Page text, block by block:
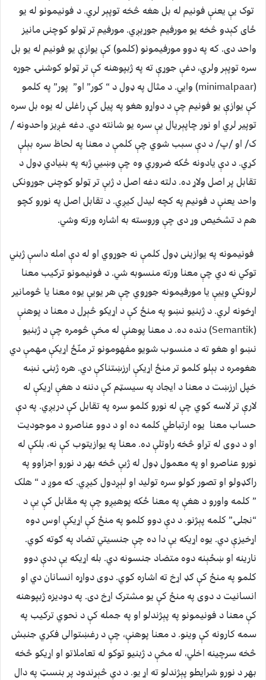
توک یې یعنې فونیم له بل هغه څخه توپېر لري. د فونیمونو له یو
ځای کېدو څخه یو مورفیم جوړیږي. مورفیم تر ټولو کوچنی مانیز
واحد دی. که په دوو مورفیمونو (کلمو) کې یوازې یو فونیم له یو بل
سره توپېر ولري، دغې جوړې ته په ژبپوهنه کې تر ټولو کوشنۍ جوړه
(minimalpaar) وایي. د مثال په ډول د “ کور” او” پور” په کلمو
کې یوازې یو فونیم چې د دواړو هغو په پیل کې راغلی له یوه بل سره
توپیر لري او نور چاپېریال یې سره یو شانته دي. دغه غږیز واحدونه /
ک/ او /پ/ د دې سبب شوي چې کلمې د معنا په لحاظ سره بېلې
کړي. د دې یادونه ځکه ضروري وه چې وښیي ژبه په بنیادي ډول د
تقابل پر اصل ولاړ ده. دلته دغه اصل د ژبې تر ټولو کوچنی جوړونکی
واحد یعنې د فونیم په کچه لیدل کیږي. د تقابل اصل په نورو کچو
هم د تشخیص وړ دی چې وروسته به اشاره ورته وشي.
فونیمونه په یوازینی ډول کلمې نه جوړوي او له دې امله داسې ژبني
توکي نه دي چې معنا ورته منسوبه شي. د فونیمونو ترکیب معنا
لرونکي وییې یا مورفیمونه جوړوي چې هر یویې یوه معنا یا څومانیر
اړخونه لري. د ژبنیو نښو په منځ کې د اړیکو څېړل د معنا د پوهنې
(Semantik) دنده ده. د معنا پوهنې له مخې څومره چې د ژبنیو
نښو او هغو ته د منسوب شویو مفهومونو تر منّځ اړیکې مهمې دي
هغومره د بېلو کلمو تر منځ اړیکې ارزښتناکې دي. هره ژبنۍ نښه
خپل ارزښت د معنا د ایجاد په سیسټم کې دننه د هغې اړیکې له
لارې تر لاسه کوي چې له نورو کلمو سره په تقابل کې دریږي. په دې
حساب معنا یوه ارتباطي کلمه ده او د دوو عناصرو د موجودیت
او د دوی له تړاو څخه راوتلې ده. معنا په یوازیتوب کې نه، بلکې له
نورو عناصرو او په معمول ډول له ژبې څخه بهر د نورو اجزاوو په
راګډولو او تصور کولو سره تولید او لېږدول کیږي. که موږ د “ هلک
” کلمه واورو د هغې په معنا ځکه پوهیږو چې په مقابل کې یې د
“نجلۍ” کلمه پېژنو. د دې دوو کلمو په منځ کې اړیکې اوس دوه
اړخیزې دي. یوه اړیکه یې دا ده چې جنسیتي تضاد په ګوته کوي.
نارینه او ښځېنه دوه متضاد جنسونه دي. بله اړیکه یې ددې دوو
کلمو په منځ کې ګډ اړخ ته اشاره کوي. دوی دواړه انسانان دي او
انسانیت د دوی په منځ کې یو مشترک اړخ دی. په دودیزه ژبپوهنه
کې معنا د فونیمونو په پېژندلو او په جمله کې د نحوي ترکیب په
سمه کارونه کې وینو. د معنا پوهنې، چې د رغښتوالی فکري جنبش
څخه سرچینه اخلي، له مخې د ژبنیو توکو له تعاملاتو او اړیکو څخه
بهر د نورو شرایطو پېژندلو ته اړ یو. د دې څېړندود پر بنسټ په دال